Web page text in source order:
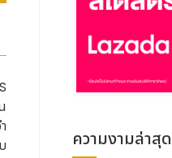
ความงามล่าสุด